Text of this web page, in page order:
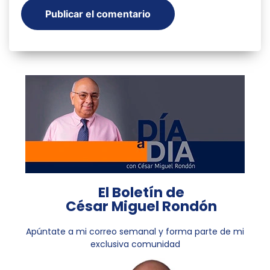
El Boletín de
César Miguel Rondón
Apúntate a mi correo semanal y forma parte de mi
exclusiva comunidad